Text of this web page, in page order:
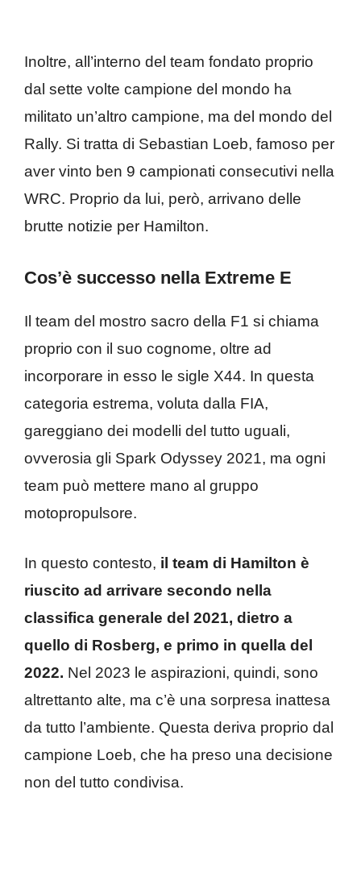
Inoltre, all’interno del team fondato proprio
dal sette volte campione del mondo ha
militato un’altro campione, ma del mondo del
Rally. Si tratta di Sebastian Loeb, famoso per
aver vinto ben 9 campionati consecutivi nella
WRC. Proprio da lui, però, arrivano delle
brutte notizie per Hamilton.
Cos’è successo nella Extreme E
Il team del mostro sacro della F1 si chiama
proprio con il suo cognome, oltre ad
incorporare in esso le sigle X44. In questa
categoria estrema, voluta dalla FIA,
gareggiano dei modelli del tutto uguali,
ovverosia gli Spark Odyssey 2021, ma ogni
team può mettere mano al gruppo
motopropulsore.
In questo contesto, il team di Hamilton è
riuscito ad arrivare secondo nella
classifica generale del 2021, dietro a
quello di Rosberg, e primo in quella del
2022. Nel 2023 le aspirazioni, quindi, sono
altrettanto alte, ma c’è una sorpresa inattesa
da tutto l’ambiente. Questa deriva proprio dal
campione Loeb, che ha preso una decisione
non del tutto condivisa.